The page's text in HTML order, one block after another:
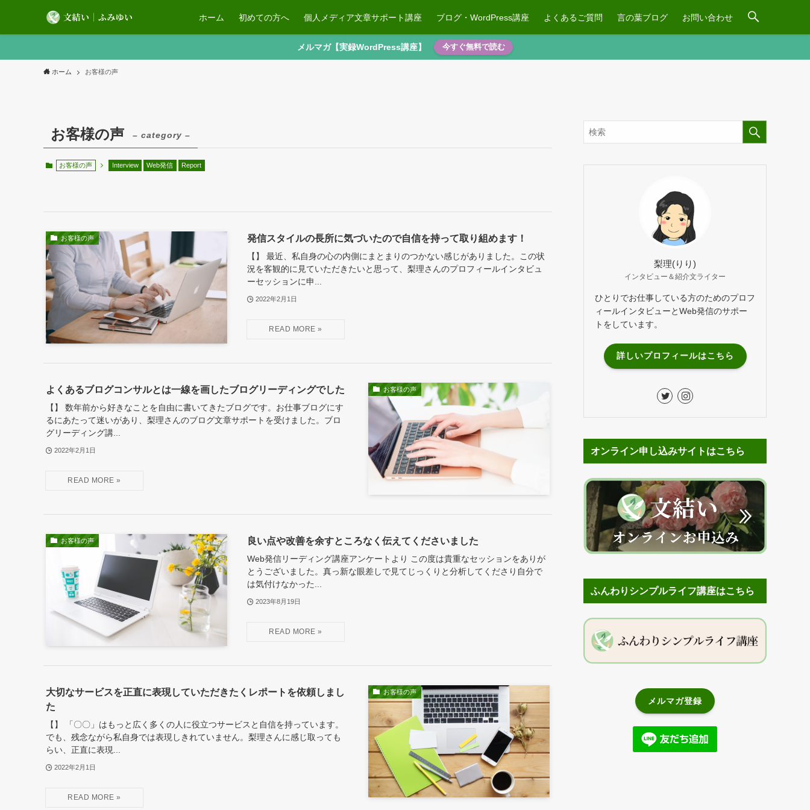
ホーム 初めての方へ 個人メディア文章サポート講座 ブログ・WordPress講座 よくあるご質問 言の葉ブログ お問い合わせ
メルマガ【実録WordPress講座】 今すぐ無料で読む
ホーム お客様の声
お客様の声 – category –
お客様の声 Interview Web発信 Report
お客様の声 発信スタイルの長所に気づいたので自信を持って取り組めます！
【】 最近、私自身の心の内側にまとまりのつかない感じがありました。この状
況を客観的に見ていただきたいと思って、梨理さんのプロフィールインタビュ
ーセッションに申...
2022年2月1日
お客様の声
よくあるブログコンサルとは一線を画したブログリーディングでした
【】 数年前から好きなことを自由に書いてきたブログです。お仕事ブログにす
るにあたって迷いがあり、梨理さんのブログ文章サポートを受けました。ブロ
グリーディング講...
2022年2月1日
お客様の声 良い点や改善を余すところなく伝えてくださいました
Web発信リーディング講座アンケートより この度は貴重なセッションをありが
とうございました。真っ新な眼差しで見てじっくりと分析してくださり自分で
は気付けなかった...
2023年8月19日
お客様の声
大切なサービスを正直に表現していただきたくレポートを依頼しまし
た
【】 「〇〇」はもっと広く多くの人に役立つサービスと自信を持っています。
でも、残念ながら私自身では表現しきれていません。梨理さんに感じ取っても
らい、正直に表現...
2022年2月1日
梨理(りり)
インタビュー＆紹介文ライター
ひとりでお仕事している方のためのプロフ
ィールインタビューとWeb発信のサポー
トをしています。
詳しいプロフィールはこちら
オンライン申し込みサイトはこちら
ふんわりシンプルライフ講座はこちら
メルマガ登録